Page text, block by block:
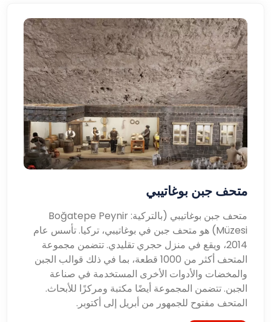
متحف جبن بوغاتيبي
متحف جبن بوغاتيبي (بالتركية: Boğatepe Peynir
Müzesi) هو متحف جبن في بوغاتيبي، تركيا. تأسس عام
2014، ويقع في منزل حجري تقليدي. تتضمن مجموعة
المتحف أكثر من 1000 قطعة، بما في ذلك قوالب الجبن
والمخضات والأدوات الأخرى المستخدمة في صناعة
الجبن. تتضمن المجموعة أيضًا مكتبة ومركزًا للأبحاث.
المتحف مفتوح للجمهور من أبريل إلى أكتوبر.